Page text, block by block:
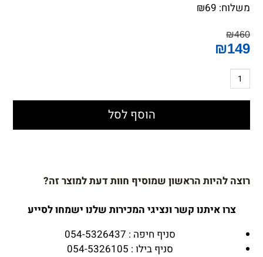
משלוח: ₪69
₪460
₪149
הוסף לסל
רוצה להיות הראשון שמוסיף חוות דעת למוצר זה?
צרו איתנו קשר ונציגי המכירות שלנו ישמחו לסייע
סניף חיפה : 054-5326437
סניף בילו : 054-5326105